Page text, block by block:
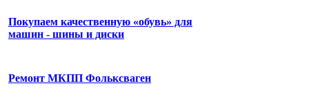
Покупаем качественную «обувь» для
машин - шины и диски
Ремонт МКПП Фольксваген